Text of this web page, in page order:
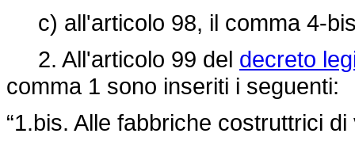
c) all'articolo 98, il comma 4-
2. All'articolo 99 del decreto
comma 1 sono inseriti i seguenti:
“1.bis. Alle fabbriche costruttrici